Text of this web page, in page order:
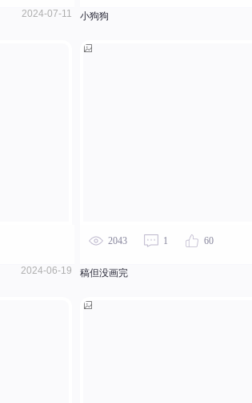
2024-07-11 小狗狗
2024-06-19
2043 1 60
稿但没画完